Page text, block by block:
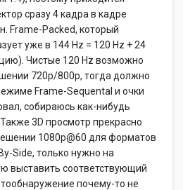
сразу 4 кадра в кадре
Frame-Packed, который
уже в 144 Hz = 120 Hz + 24
Чистые 120 Hz возможно
720p/800p, тогда должно
Frame-Sequental и очки
собираюсь как-нибудь
3D просмотр прекрасно
1080p@60 для форматов
Side, только нужно на
выставить соответствующий
почему-то не